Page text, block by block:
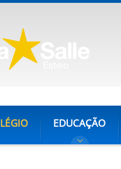
EDUCAÇÃO